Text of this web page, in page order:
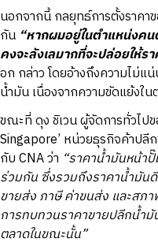
นอกจากนี้ กลยุทธ์การตั้งราค
กัน “หากผมอยู่ในตำแหน่งค
คงจะลังเลมากที่จะปล่อยให้ร
อก กล่าว โดยอ้างถึงความไม่แ
น้ำมัน เนื่องจากความขัดแย้งใ
ขณะที่ ดุง ชิเวน ผู้จัดการทั่วไป
Singapore’ หน่วยธุรกิจค้าปลี
กับ CNA ว่า “ราคาน้ำมันหน้า
ร่วมกัน ซึ่งรวมถึงราคาน้ำมัน
ขายส่ง ภาษี ค่าขนส่ง และสภ
การทบทวนราคาขายปลีกน้ำ
ตลาดในขณะนั้น”